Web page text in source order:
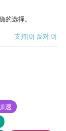
的选择。
支持[0] 反对[0]
速